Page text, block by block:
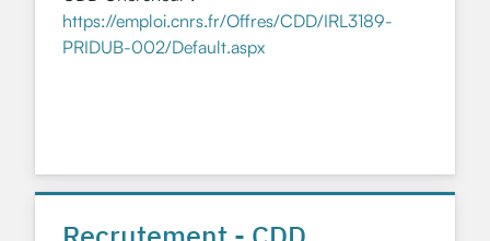
https://emploi.cnrs.fr/Offres/CDD/IRL3189-
PRIDUB-002/Default.aspx